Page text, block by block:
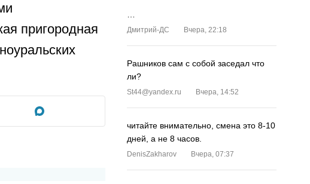
пригородная
Дмитрий-ДС Вчера, 22:18
Рашников сам с собой заседал что
ли?
St44@yandex.ru Вчера, 14:52
читайте внимательно, смена это 8-10
дней, а не 8 часов.
DenisZakharov Вчера, 07:37